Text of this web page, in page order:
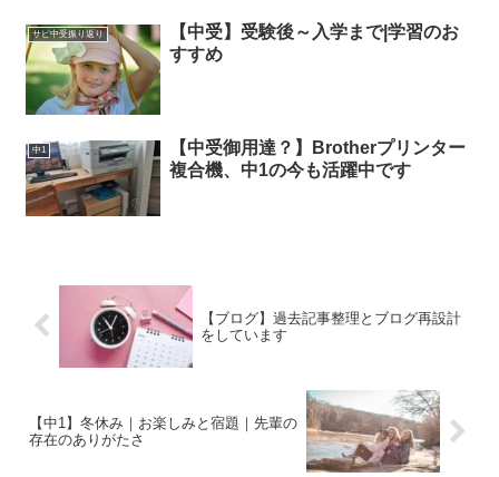
サピ中受振り返り
【中受】受験後～入学まで|学習のお
すすめ
中1
【中受御用達？】Brotherプリンター
複合機、中1の今も活躍中です
【ブログ】過去記事整理とブログ再設計
をしています
【中1】冬休み｜お楽しみと宿題｜先輩の
存在のありがたさ